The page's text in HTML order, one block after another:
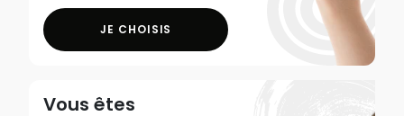
JE CHOISIS
Vous êtes